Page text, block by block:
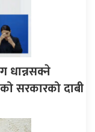
धान्नसक्ने
सरकारको दाबी